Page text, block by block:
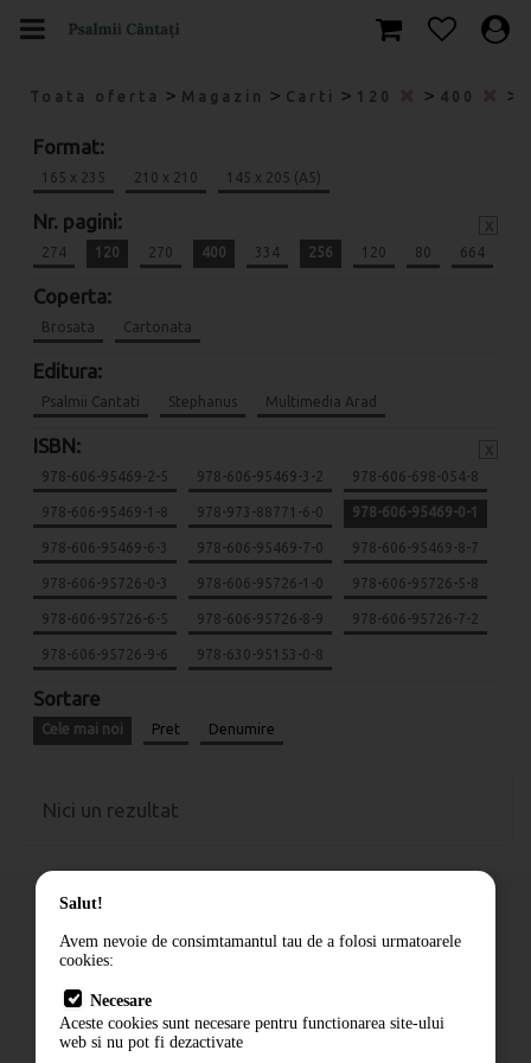
Toata oferta > Magazin > Carti > 120 > 400 >
Format:
165 x 235 210 x 210 145 x 205 (A5)
Nr. pagini:
274 120 270 400 334 256 120 80 664
Coperta:
Brosata Cartonata
Editura:
Psalmii Cantati Stephanus Multimedia Arad
ISBN:
978-606-95469-2-5 978-606-95469-3-2 978-606-698-054-8
978-606-95469-1-8 978-973-88771-6-0 978-606-95469-0-1
978-606-95469-6-3 978-606-95469-7-0 978-606-95469-8-7
978-606-95726-0-3 978-606-95726-1-0 978-606-95726-5-8
978-606-95726-6-5 978-606-95726-8-9 978-606-95726-7-2
978-606-95726-9-6 978-630-95153-0-8
Sortare
Cele mai noi Pret Denumire
Nici un rezultat
Cum comand
Livrare
Contact
Salut!
Avem nevoie de consimtamantul tau de a folosi urmatoarele
cookies:
Necesare
Aceste cookies sunt necesare pentru functionarea site-ului
web si nu pot fi dezactivate